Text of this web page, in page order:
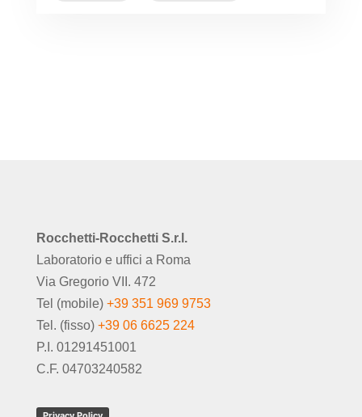
Rocchetti-Rocchetti S.r.l.
Laboratorio e uffici a Roma
Via Gregorio VII. 472
Tel (mobile) +39 351 969 9753
Tel. (fisso) +39 06 6625 224
P.I. 01291451001
C.F. 04703240582